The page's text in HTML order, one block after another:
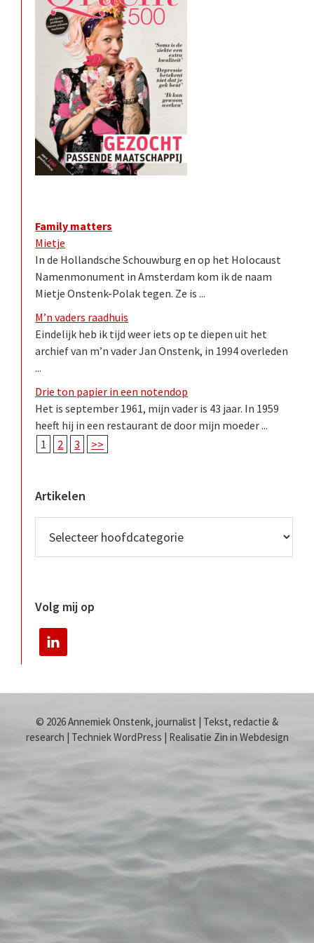
Family matters
Mietje
In de Hollandsche Schouwburg en op het Holocaust
Namenmonument in Amsterdam kom ik de naam
Mietje Onstenk-Polak tegen. Ze is ...
M’n vaders raadhuis
Eindelijk heb ik tijd weer iets op te diepen uit het
archief van m’n vader Jan Onstenk, in 1994 overleden
...
Drie ton papier in een notendop
Het is september 1961, mijn vader is 43 jaar. In 1959
heeft hij in een restaurant de door mijn moeder ...
1
2 3 >>
Artikelen
Volg mij op
© 2026 Annemiek Onstenk, journalist | Tekst, redactie &
research | Techniek WordPress | Realisatie Zin in Webdesign